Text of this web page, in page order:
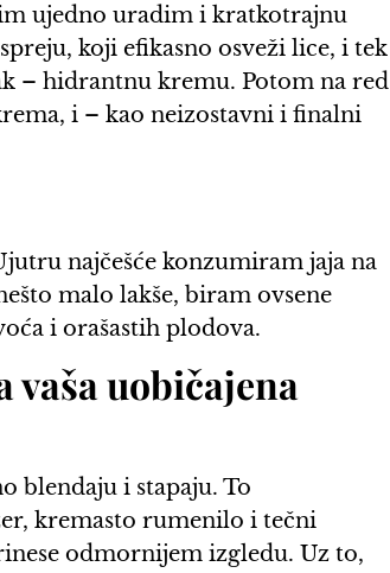
ujedno uradim i kratkotrajnu
koji efikasno osveži lice, i tek
– hidrantnu kremu. Potom na red
i – kao neizostavni i finalni
najčešće konzumiram jaja na
malo lakše, biram ovsene
i orašastih plodova.
vaša uobičajena
blendaju i stapaju. To
kremasto rumenilo i tečni
odmornijem izgledu. Uz to,